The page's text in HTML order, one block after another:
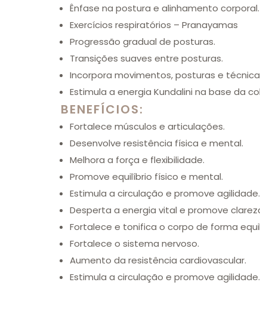
Ênfase na postura e alinhamento corporal.
Exercícios respiratórios – Pranayamas
Progressão gradual de posturas.
Transições suaves entre posturas.
Incorpora movimentos, posturas e
Estimula a energia Kundalini na base da
BENEFÍCIOS:
Fortalece músculos e articulações.
Desenvolve resistência física e mental.
Melhora a força e flexibilidade.
Promove equilíbrio físico e mental.
Estimula a circulação e promove agilidade.
Desperta a energia vital e promove
Fortalece e tonifica o corpo de forma
Fortalece o sistema nervoso.
Aumento da resistência cardiovascular.
Estimula a circulação e promove agilidade.